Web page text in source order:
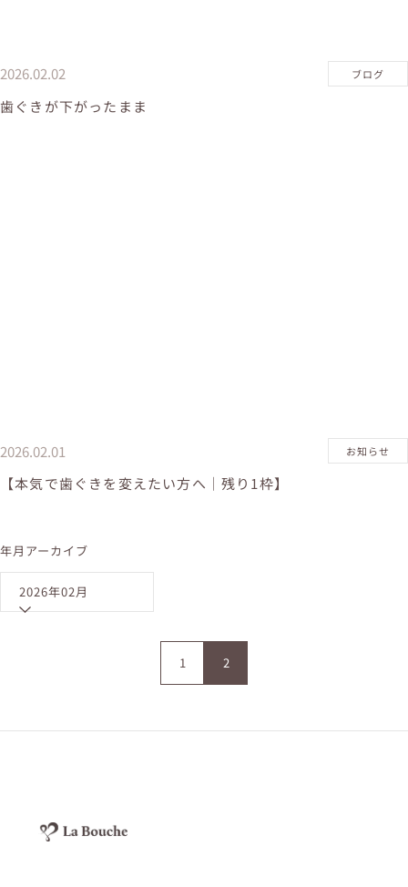
2026.02.02 ブログ
歯ぐきが下がったまま
2026.02.01 お知らせ
【本気で歯ぐきを変えたい方へ｜残り1枠】
年月アーカイブ
2026年02月
1 2